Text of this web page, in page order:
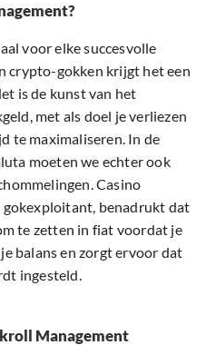
voor elke succesvolle
crypto-gokken krijgt het een
is de kunst van het
met als doel je verliezen
te maximaliseren. In de
moeten we echter ook
Casino
gokexploitant, benadrukt dat
te zetten in fiat voordat je
balans en zorgt ervoor dat
ingesteld.
Management